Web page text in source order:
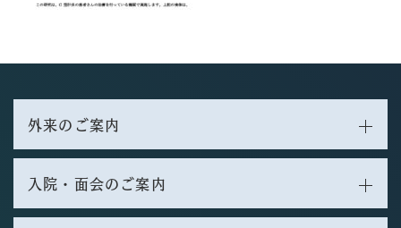
外来のご案内
入院・面会のご案内